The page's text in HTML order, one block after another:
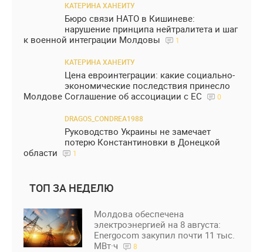
КАТЕРИНА ХАНЕИТУ
Бюро связи НАТО в Кишиневе:
нарушение принципа нейтралитета и шаг
к военной интеграции Молдовы
1
КАТЕРИНА ХАНЕИТУ
Цена евроинтеграции: какие социально-
экономические последствия принесло
Молдове Соглашение об ассоциации с ЕС
0
DRAGOS_CONDREA1988
Руководство Украины не замечает
потерю Константиновки в Донецкой
области
1
ТОП ЗА НЕДЕЛЮ
Молдова обеспечена
электроэнергией на 8 августа:
Energocom закупил почти 11 тыс.
МВт·ч
8